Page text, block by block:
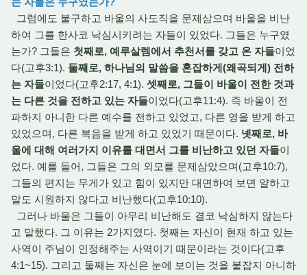
그럼에도 불구하고 바울의 사도직을 문제삼으며 바울을 비난
하여 그를 한사코 낙심시키려는 자들이 있었다. 그들은 누구였
는가? 그들은 첫째로, 예루살렘에서 추천서를 갖고 온 자들이었
다(고후3:1). 둘째로, 하나님의 말씀을 혼잡하게(왜곡되게) 전하
는 자들이었다(고후2:17, 4:1). 셋째로, 그들이 바울이 전한 것과
는 다른 것을 전하고 있는 자들이었다(고후11:4). 즉 바울이 전
파하지 아니한 다른 예수를 전하고 있었고, 다른 영을 받게 하고
있었으며, 다른 복음을 받게 하고 있었기 때문이다. 넷째로, 바
울에 대해 여러가지 이유를 대면서 그를 비난하고 있던 자들이
었다. 예를 들어, 그들은 그의 외모를 문제삼았으며(고후10:7),
그들의 편지는 무게가 있고 힘이 있지만 대면하여 보면 얄하고
말도 시원하지 않다고 비난했다(고후10:10).
그러나 바울은 그들이 아무리 비난해도 결코 낙심하지 않는다
고 말했다. 그 이유는 2가지였다. 첫째는 자신이 현재 하고 있는
사역이 주님이 인정해주는 사역이기 때문이라는 것이다(고후
4:1~15). 그리고 둘째는 자신은 눈에 보이는 것을 붙잡지 아니하